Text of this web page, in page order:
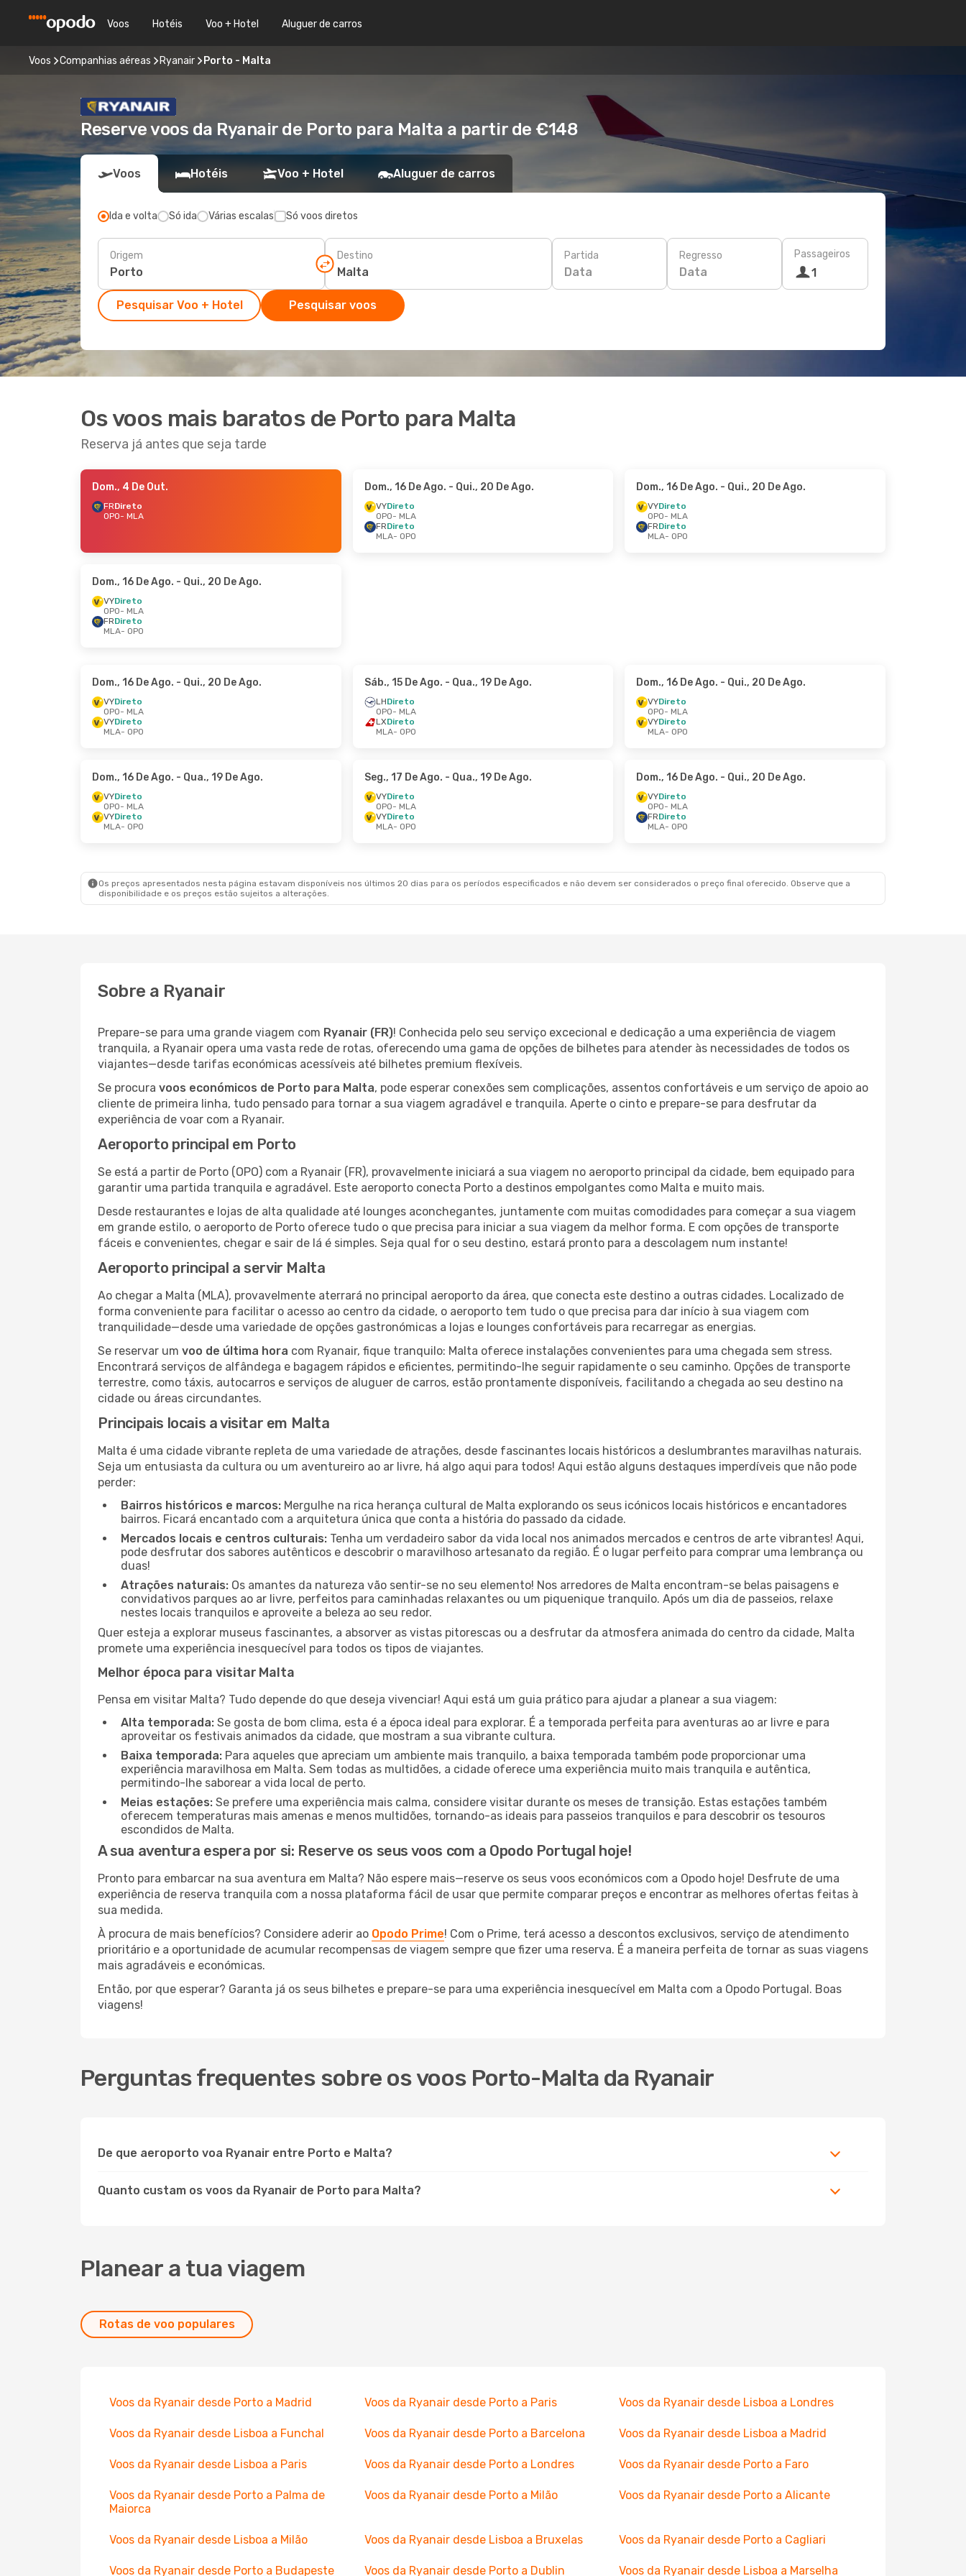
Voos Hotéis Voo + Hotel Aluguer de carros
Voos Companhias aéreas Ryanair Porto - Malta
Reserve voos da Ryanair de Porto para Malta a partir de €148
Voos Hotéis Voo + Hotel Aluguer de carros
Ida e volta Só ida Várias escalas Só voos diretos
Origem Destino Partida
Data
Regresso
Data
Passageiros
1
Pesquisar Voo + Hotel Pesquisar voos
Os voos mais baratos de Porto para Malta
Reserva já antes que seja tarde
Dom., 4 De Out.
FRDireto
OPO- MLA
Dom., 16 De Ago. - Qui., 20 De Ago.
VYDireto
OPO- MLA
FRDireto
MLA- OPO
Dom., 16 De Ago. - Qui., 20 De Ago.
VYDireto
OPO- MLA
FRDireto
MLA- OPO
Dom., 16 De Ago. - Qui., 20 De Ago.
VYDireto
OPO- MLA
FRDireto
MLA- OPO
Dom., 16 De Ago. - Qui., 20 De Ago.
VYDireto
OPO- MLA
VYDireto
MLA- OPO
Sáb., 15 De Ago. - Qua., 19 De Ago.
LHDireto
OPO- MLA
LXDireto
MLA- OPO
Dom., 16 De Ago. - Qui., 20 De Ago.
VYDireto
OPO- MLA
VYDireto
MLA- OPO
Dom., 16 De Ago. - Qua., 19 De Ago.
VYDireto
OPO- MLA
VYDireto
MLA- OPO
Seg., 17 De Ago. - Qua., 19 De Ago.
VYDireto
OPO- MLA
VYDireto
MLA- OPO
Dom., 16 De Ago. - Qui., 20 De Ago.
VYDireto
OPO- MLA
FRDireto
MLA- OPO
Os preços apresentados nesta página estavam disponíveis nos últimos 20 dias para os períodos especificados e não devem ser considerados o preço final oferecido. Observe que a
disponibilidade e os preços estão sujeitos a alterações.
Sobre a Ryanair
Prepare-se para uma grande viagem com Ryanair (FR)! Conhecida pelo seu serviço excecional e dedicação a uma experiência de viagem
tranquila, a Ryanair opera uma vasta rede de rotas, oferecendo uma gama de opções de bilhetes para atender às necessidades de todos os
viajantes—desde tarifas económicas acessíveis até bilhetes premium flexíveis.
Se procura voos económicos de Porto para Malta, pode esperar conexões sem complicações, assentos confortáveis e um serviço de apoio ao
cliente de primeira linha, tudo pensado para tornar a sua viagem agradável e tranquila. Aperte o cinto e prepare-se para desfrutar da
experiência de voar com a Ryanair.
Aeroporto principal em Porto
Se está a partir de Porto (OPO) com a Ryanair (FR), provavelmente iniciará a sua viagem no aeroporto principal da cidade, bem equipado para
garantir uma partida tranquila e agradável. Este aeroporto conecta Porto a destinos empolgantes como Malta e muito mais.
Desde restaurantes e lojas de alta qualidade até lounges aconchegantes, juntamente com muitas comodidades para começar a sua viagem
em grande estilo, o aeroporto de Porto oferece tudo o que precisa para iniciar a sua viagem da melhor forma. E com opções de transporte
fáceis e convenientes, chegar e sair de lá é simples. Seja qual for o seu destino, estará pronto para a descolagem num instante!
Aeroporto principal a servir Malta
Ao chegar a Malta (MLA), provavelmente aterrará no principal aeroporto da área, que conecta este destino a outras cidades. Localizado de
forma conveniente para facilitar o acesso ao centro da cidade, o aeroporto tem tudo o que precisa para dar início à sua viagem com
tranquilidade—desde uma variedade de opções gastronómicas a lojas e lounges confortáveis para recarregar as energias.
Se reservar um voo de última hora com Ryanair, fique tranquilo: Malta oferece instalações convenientes para uma chegada sem stress.
Encontrará serviços de alfândega e bagagem rápidos e eficientes, permitindo-lhe seguir rapidamente o seu caminho. Opções de transporte
terrestre, como táxis, autocarros e serviços de aluguer de carros, estão prontamente disponíveis, facilitando a chegada ao seu destino na
cidade ou áreas circundantes.
Principais locais a visitar em Malta
Malta é uma cidade vibrante repleta de uma variedade de atrações, desde fascinantes locais históricos a deslumbrantes maravilhas naturais.
Seja um entusiasta da cultura ou um aventureiro ao ar livre, há algo aqui para todos! Aqui estão alguns destaques imperdíveis que não pode
perder:
Bairros históricos e marcos: Mergulhe na rica herança cultural de Malta explorando os seus icónicos locais históricos e encantadores
bairros. Ficará encantado com a arquitetura única que conta a história do passado da cidade.
Mercados locais e centros culturais: Tenha um verdadeiro sabor da vida local nos animados mercados e centros de arte vibrantes! Aqui,
pode desfrutar dos sabores autênticos e descobrir o maravilhoso artesanato da região. É o lugar perfeito para comprar uma lembrança ou
duas!
Atrações naturais: Os amantes da natureza vão sentir-se no seu elemento! Nos arredores de Malta encontram-se belas paisagens e
convidativos parques ao ar livre, perfeitos para caminhadas relaxantes ou um piquenique tranquilo. Após um dia de passeios, relaxe
nestes locais tranquilos e aproveite a beleza ao seu redor.
Quer esteja a explorar museus fascinantes, a absorver as vistas pitorescas ou a desfrutar da atmosfera animada do centro da cidade, Malta
promete uma experiência inesquecível para todos os tipos de viajantes.
Melhor época para visitar Malta
Pensa em visitar Malta? Tudo depende do que deseja vivenciar! Aqui está um guia prático para ajudar a planear a sua viagem:
Alta temporada: Se gosta de bom clima, esta é a época ideal para explorar. É a temporada perfeita para aventuras ao ar livre e para
aproveitar os festivais animados da cidade, que mostram a sua vibrante cultura.
Baixa temporada: Para aqueles que apreciam um ambiente mais tranquilo, a baixa temporada também pode proporcionar uma
experiência maravilhosa em Malta. Sem todas as multidões, a cidade oferece uma experiência muito mais tranquila e autêntica,
permitindo-lhe saborear a vida local de perto.
Meias estações: Se prefere uma experiência mais calma, considere visitar durante os meses de transição. Estas estações também
oferecem temperaturas mais amenas e menos multidões, tornando-as ideais para passeios tranquilos e para descobrir os tesouros
escondidos de Malta.
A sua aventura espera por si: Reserve os seus voos com a Opodo Portugal hoje!
Pronto para embarcar na sua aventura em Malta? Não espere mais—reserve os seus voos económicos com a Opodo hoje! Desfrute de uma
experiência de reserva tranquila com a nossa plataforma fácil de usar que permite comparar preços e encontrar as melhores ofertas feitas à
sua medida.
À procura de mais benefícios? Considere aderir ao Opodo Prime! Com o Prime, terá acesso a descontos exclusivos, serviço de atendimento
prioritário e a oportunidade de acumular recompensas de viagem sempre que fizer uma reserva. É a maneira perfeita de tornar as suas viagens
mais agradáveis e económicas.
Então, por que esperar? Garanta já os seus bilhetes e prepare-se para uma experiência inesquecível em Malta com a Opodo Portugal. Boas
viagens!
Perguntas frequentes sobre os voos Porto-Malta da Ryanair
De que aeroporto voa Ryanair entre Porto e Malta?
Quanto custam os voos da Ryanair de Porto para Malta?
Planear a tua viagem
Rotas de voo populares
Voos da Ryanair desde Porto a Madrid Voos da Ryanair desde Porto a Paris Voos da Ryanair desde Lisboa a Londres
Voos da Ryanair desde Lisboa a Funchal Voos da Ryanair desde Porto a Barcelona Voos da Ryanair desde Lisboa a Madrid
Voos da Ryanair desde Lisboa a Paris Voos da Ryanair desde Porto a Londres Voos da Ryanair desde Porto a Faro
Voos da Ryanair desde Porto a Palma de
Maiorca
Voos da Ryanair desde Porto a Milão Voos da Ryanair desde Porto a Alicante
Voos da Ryanair desde Lisboa a Milão Voos da Ryanair desde Lisboa a Bruxelas Voos da Ryanair desde Porto a Cagliari
Voos da Ryanair desde Porto a Budapeste Voos da Ryanair desde Porto a Dublin Voos da Ryanair desde Lisboa a Marselha